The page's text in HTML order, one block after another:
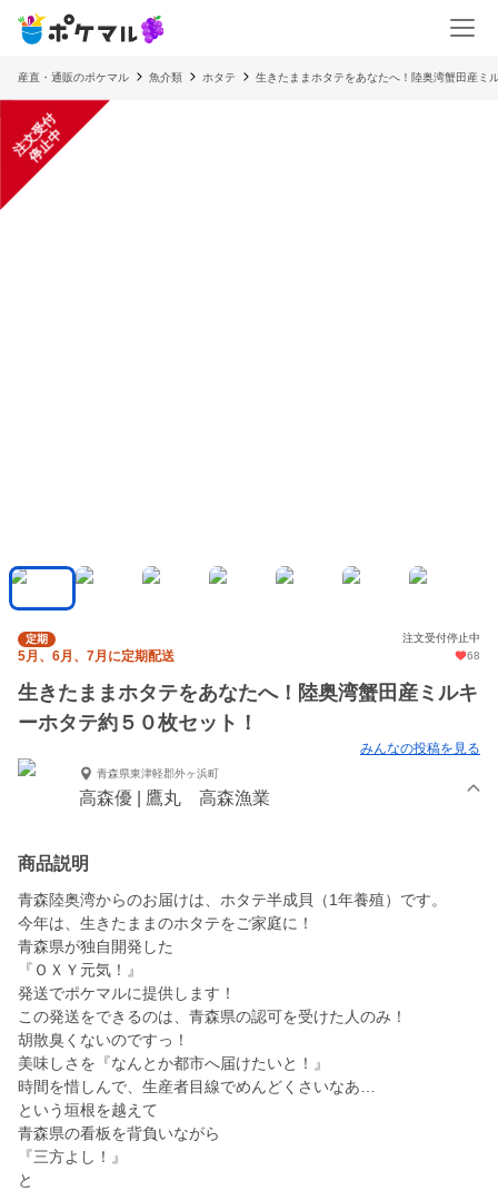
産直・通販のポケマル 魚介類 ホタテ 生きたままホタテをあなたへ！陸奥湾蟹田産ミ
注
文
受
付
停
止
中
定期 注文受付停止中
5月、6月、7月に定期配送 68
生きたままホタテをあなたへ！陸奥湾蟹田産ミルキ
ーホタテ約５０枚セット！
みんなの投稿を見る
青森県東津軽郡外ヶ浜町
高森優 | 鷹丸 高森漁業
商品説明
青森陸奥湾からのお届けは、ホタテ半成貝（1年養殖）です。
今年は、生きたままのホタテをご家庭に！
青森県が独自開発した
『ＯＸＹ元気！』
発送でポケマルに提供します！
この発送をできるのは、青森県の認可を受けた人のみ！
胡散臭くないのですっ！
美味しさを『なんとか都市へ届けたいと！』
時間を惜しんで、生産者目線でめんどくさいなあ…
という垣根を越えて
青森県の看板を背負いながら
『三方よし！』
と